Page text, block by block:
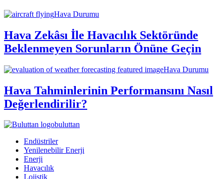
Hava Durumu
Hava Zekâsı İle Havacılık Sektöründe
Beklenmeyen Sorunların Önüne Geçin
Hava Durumu
Hava Tahminlerinin Performansını Nasıl
Değerlendirilir?
buluttan
Endüstriler
Yenilenebilir Enerji
Enerji
Havacılık
Lojistik